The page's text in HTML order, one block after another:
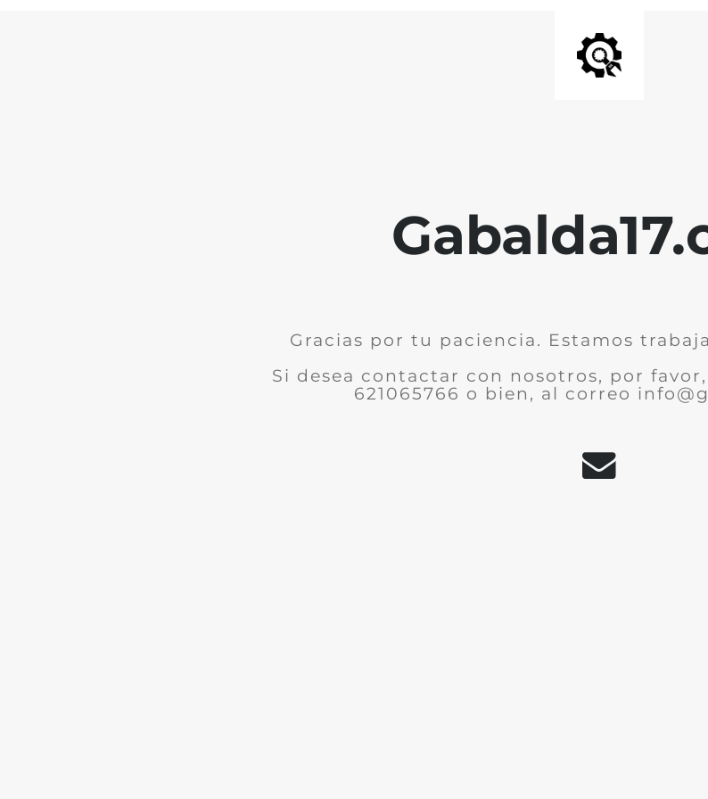
Gracias por tu paciencia. Estamos
Si desea contactar con nosotros, por
621065766 o bien, al correo